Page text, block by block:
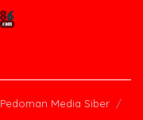
Pedoman Media Siber